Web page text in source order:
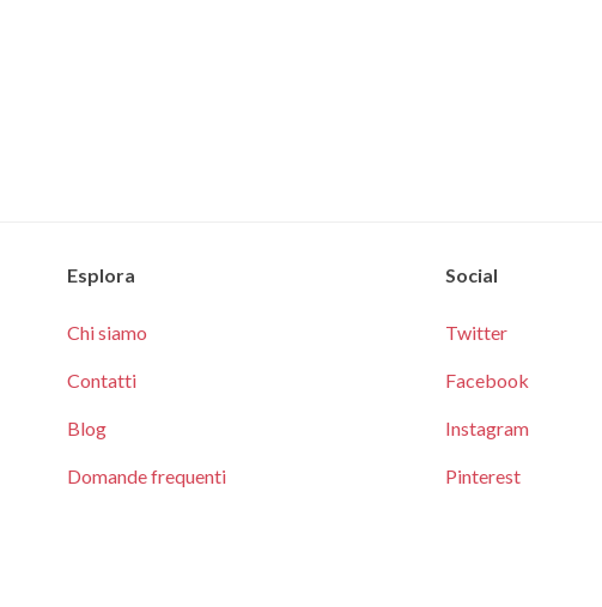
Esplora
Chi siamo
Contatti
Blog
Domande frequenti
Social
Twitter
Facebook
Instagram
Pinterest